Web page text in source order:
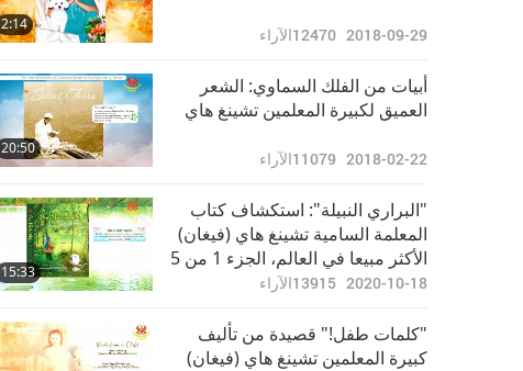
2:14
2018-09-29
12470الآراء
20:50
أبيات من الفلك السماوي: الشعر
العميق لكبيرة المعلمين تشينغ هاي
2018-02-22
11079الآراء
15:33
"البراري النبيلة": استكشاف كتاب
المعلمة السامية تشينغ هاي (فيغان)
الأكثر مبيعا في العالم، الجزء 1 من 5
2020-10-18
13915الآراء
"كلمات طفل!" قصيدة من تأليف
كبيرة المعلمين تشينغ هاي (فيغان)